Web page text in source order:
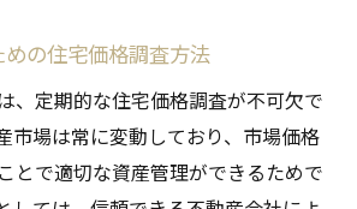
流通状況と査定結果の変化
動産市場トレンドと資産価値の
ら見る今後の住宅価格予測
の住宅価格調査方法
、定期的な住宅価格調査が不可欠で
市場は常に変動しており、市場価格
とで適切な資産管理ができるためで